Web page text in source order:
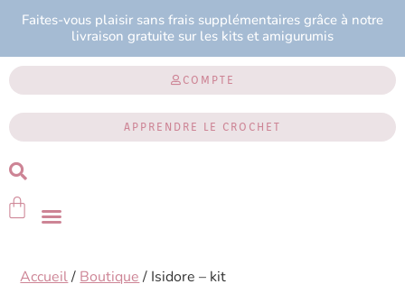
Faites-vous plaisir sans frais supplémentaires grâce à notre
livraison gratuite sur les kits et amigurumis
COMPTE
APPRENDRE LE CROCHET
Accueil/ Boutique / Isidore – kit